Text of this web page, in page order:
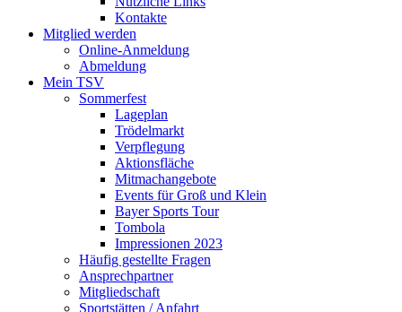
Kontakte
Mitglied werden
Online-Anmeldung
Abmeldung
Mein TSV
Sommerfest
Lageplan
Trödelmarkt
Verpflegung
Aktionsfläche
Mitmachangebote
Events für Groß und Klein
Bayer Sports Tour
Tombola
Impressionen 2023
Häufig gestellte Fragen
Ansprechpartner
Mitgliedschaft
Sportstätten / Anfahrt